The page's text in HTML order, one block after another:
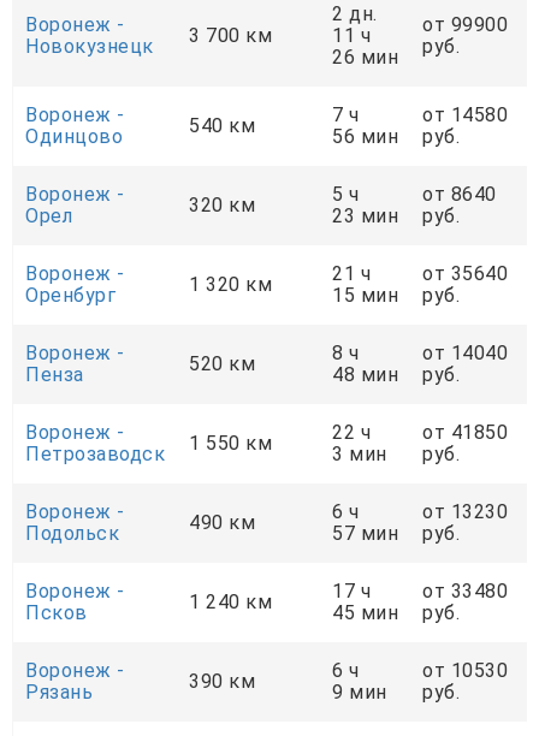
Воронеж -
Новокузнецк
3 700 км
2 дн.
11 ч
26 мин
от 99900
руб.
Воронеж -
Одинцово
540 км
7 ч
56 мин
от 14580
руб.
Воронеж -
Орел
320 км
5 ч
23 мин
от 8640
руб.
Воронеж -
Оренбург
1 320 км
21 ч
15 мин
от 35640
руб.
Воронеж -
Пенза
520 км
8 ч
48 мин
от 14040
руб.
Воронеж -
Петрозаводск
1 550 км
22 ч
3 мин
от 41850
руб.
Воронеж -
Подольск
490 км
6 ч
57 мин
от 13230
руб.
Воронеж -
Псков
1 240 км
17 ч
45 мин
от 33480
руб.
Воронеж -
Рязань
390 км
6 ч
9 мин
от 10530
руб.